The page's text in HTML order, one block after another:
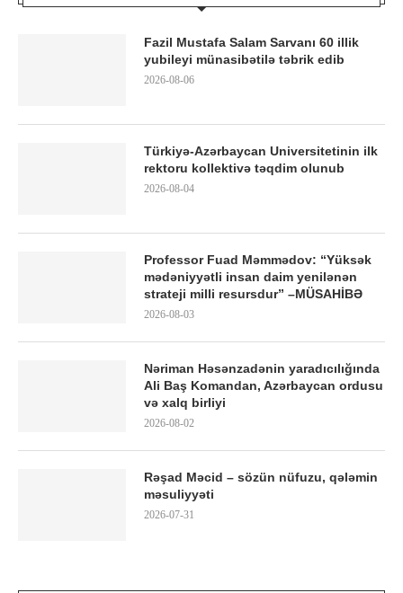
Fazil Mustafa Salam Sarvanı 60 illik
yubileyi münasibətilə təbrik edib
2026-08-06
Türkiyə-Azərbaycan Universitetinin ilk
rektoru kollektivə təqdim olunub
2026-08-04
Professor Fuad Məmmədov: “Yüksək
mədəniyyətli insan daim yenilənən
strateji milli resursdur” –MÜSAHİBƏ
2026-08-03
Nəriman Həsənzadənin yaradıcılığında
Ali Baş Komandan, Azərbaycan ordusu
və xalq birliyi
2026-08-02
Rəşad Məcid – sözün nüfuzu, qələmin
məsuliyyəti
2026-07-31